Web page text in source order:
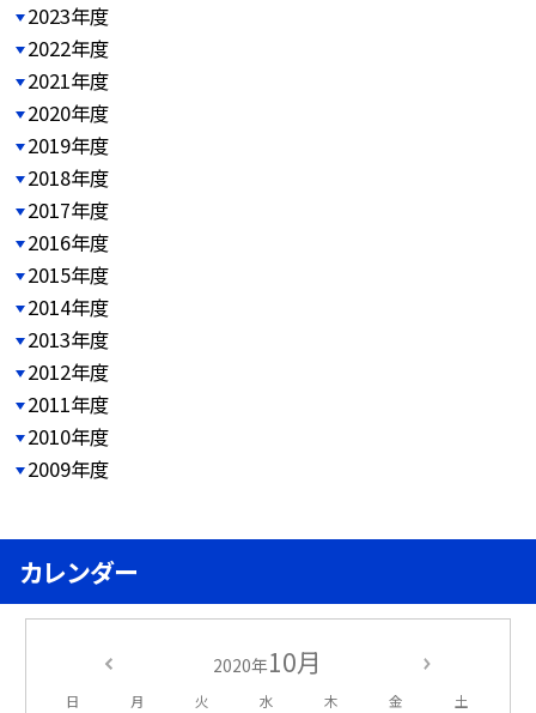
2023年度
2022年度
2021年度
2020年度
2019年度
2018年度
2017年度
2016年度
2015年度
2014年度
2013年度
2012年度
2011年度
2010年度
2009年度
カレンダー
2020年10月
日 月 火 水 木 金 土